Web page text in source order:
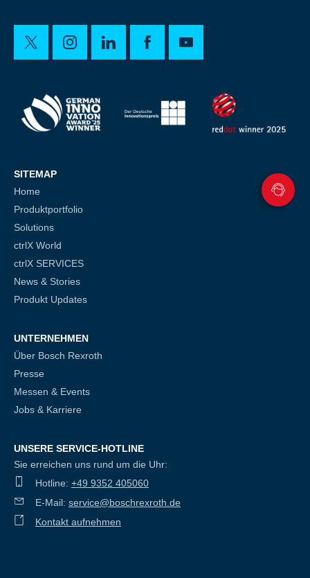
SITEMAP
Home
Produktportfolio
Solutions
ctrlX World
ctrlX SERVICES
News & Stories
Produkt Updates
UNTERNEHMEN
Über Bosch Rexroth
Presse
Messen & Events
Jobs & Karriere
UNSERE SERVICE-HOTLINE
Sie erreichen uns rund um die Uhr:
Hotline: +49 9352 405060
E-Mail: service@boschrexroth.de
Kontakt aufnehmen